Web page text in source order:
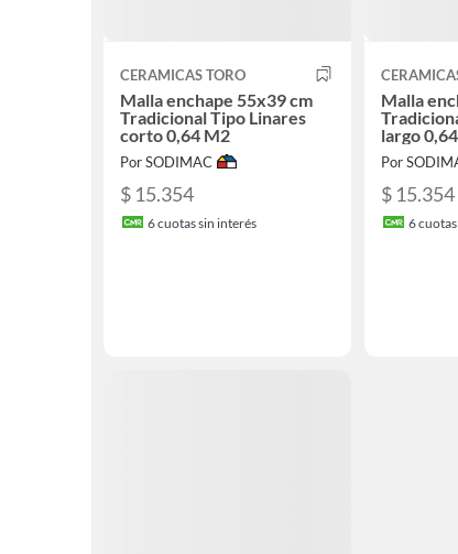
CERAMICAS TORO
Malla enchape 55x39 cm
Tradicional Tipo Linares
corto 0,64 M2
Por SODIMAC
$ 15.354
6cuotas sin interés
Malla
largo
Por
$ 15.354
6cuotas